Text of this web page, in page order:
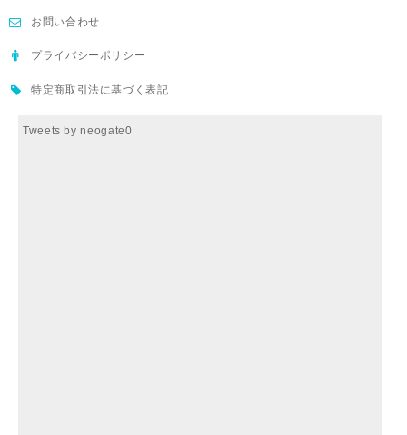
お問い合わせ
プライバシーポリシー
特定商取引法に基づく表記
Tweets by neogate0